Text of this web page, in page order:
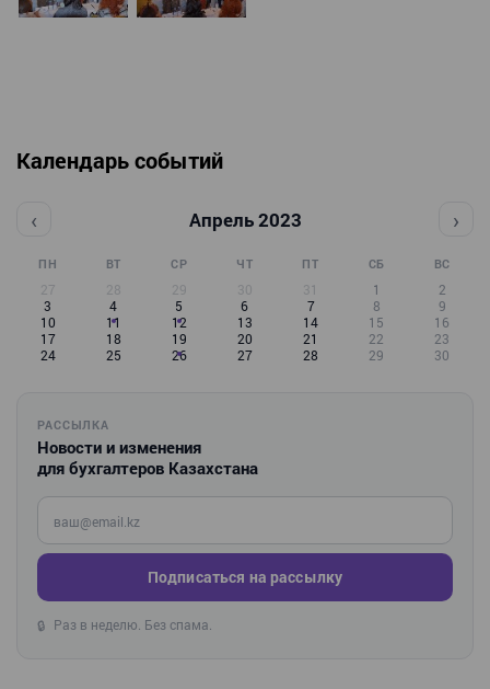
Календарь событий
‹ Апрель 2023 ›
ПН ВТ СР ЧТ ПТ СБ ВС
27 28 29 30 31 1
2
3
4 5 6 7 8
9
10
11 12 13 14 15
16
17
18 19 20 21 22
23
24
25 26 27 28 29 30
РАССЫЛКА
Новости и изменения
для бухгалтеров Казахстана
Введите ваш e-mail
Подписаться на рассылку
🔒 Раз в неделю. Без спама.